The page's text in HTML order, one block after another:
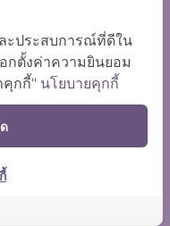
ะประสบการณ์ที่ดีใน
กตั้งค่าความยินยอม
คุกกี้" นโยบายคุกกี้